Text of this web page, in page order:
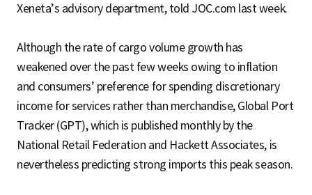
Xeneta’s advisory department, told JOC.com last week.
Although the rate of cargo volume growth has
weakened over the past few weeks owing to inflation
and consumers’ preference for spending discretionary
income for services rather than merchandise, Global Port
Tracker (GPT), which is published monthly by the
National Retail Federation and Hackett Associates, is
nevertheless predicting strong imports this peak season.